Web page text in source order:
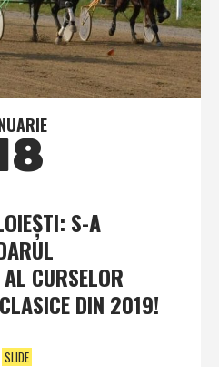
S-A
CURSELOR
DIN 2019!
SLIDE